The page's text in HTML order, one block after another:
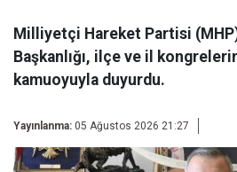
Milliyetçi Hareket Partisi
Başkanlığı, ilçe ve il
kamuoyuyla duyurdu.
Yayınlanma: 05 Ağustos 2026 21:27